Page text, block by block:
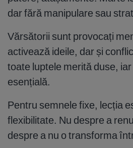
dar fără manipulare sau
Vărsătorii sunt provocați
activează ideile, dar și
toate luptele merită duse,
esențială.
Pentru semnele fixe, lecția
flexibilitate. Nu despre a
despre a nu o transforma